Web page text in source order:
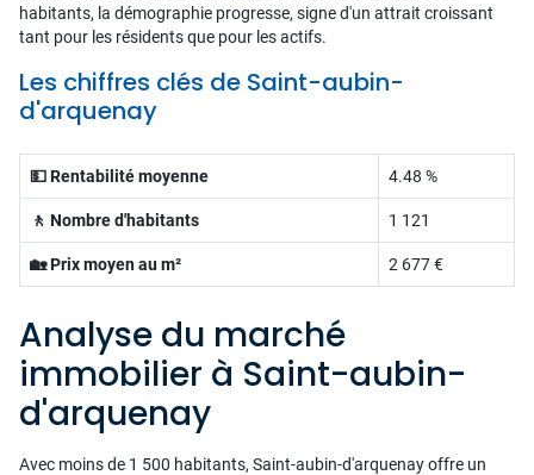
habitants, la démographie progresse, signe d'un attrait croissant
tant pour les résidents que pour les actifs.
Les chiffres clés de Saint-aubin-
d'arquenay
💵 Rentabilité moyenne 4.48 %
🚶 Nombre d'habitants 1 121
🏡 Prix moyen au m² 2 677 €
Analyse du marché
immobilier à Saint-aubin-
d'arquenay
Avec moins de 1 500 habitants, Saint-aubin-d'arquenay offre un